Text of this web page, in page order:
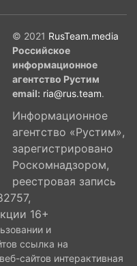
© 2021 RusTeam.media
Российское
информационное
агентство Рустим
email: ria@rus.team.
Информационное
агентство «Рустим»,
зарегистрировано
Роскомнадзором,
реестровая запись
16+
и
ссылка на
сайтов интерактивная